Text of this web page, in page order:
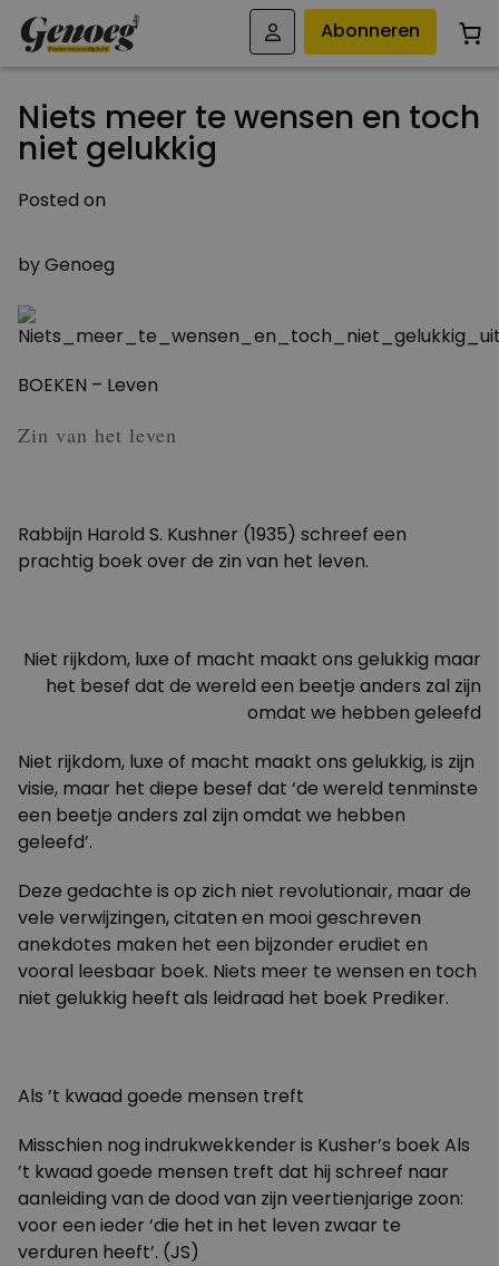
Abonneren
Niets meer te wensen en toch
niet gelukkig
Posted on
byGenoeg
BOEKEN – Leven
Zin van het leven
Rabbijn Harold S. Kushner (1935) schreef een
prachtig boek over de zin van het leven.
Niet rijkdom, luxe of macht maakt ons gelukkig maar
het besef dat de wereld een beetje anders zal zijn
omdat we hebben geleefd
Niet rijkdom, luxe of macht maakt ons gelukkig, is zijn
visie, maar het diepe besef dat ‘de wereld tenminste
een beetje anders zal zijn omdat we hebben
geleefd’.
Deze gedachte is op zich niet revolutionair, maar de
vele verwijzingen, citaten en mooi geschreven
anekdotes maken het een bijzonder erudiet en
vooral leesbaar boek. Niets meer te wensen en toch
niet gelukkig heeft als leidraad het boek Prediker.
Als ’t kwaad goede mensen treft
Misschien nog indrukwekkender is Kusher’s boek Als
’t kwaad goede mensen treft dat hij schreef naar
aanleiding van de dood van zijn veertienjarige zoon:
voor een ieder ‘die het in het leven zwaar te
verduren heeft’. (JS)